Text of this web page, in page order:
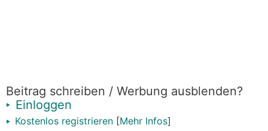
Beitrag schreiben / Werbung ausblenden?
Einloggen
Kostenlos registrieren [Mehr Infos]